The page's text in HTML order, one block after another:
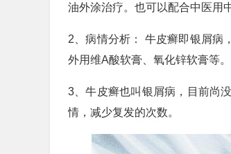
油外涂治疗。也可以配合中医用
2、病情分析： 牛皮癣即银屑病
外用维A酸软膏、氧化锌软膏等
3、牛皮癣也叫银屑病，目前尚
情，减少复发的次数。